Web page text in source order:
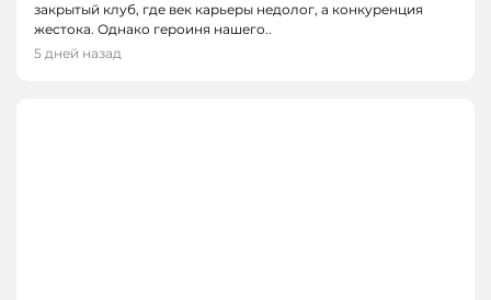
закрытый клуб, где век карьеры недолог, а конкуренция
жестока. Однако героиня нашего..
5 дней назад